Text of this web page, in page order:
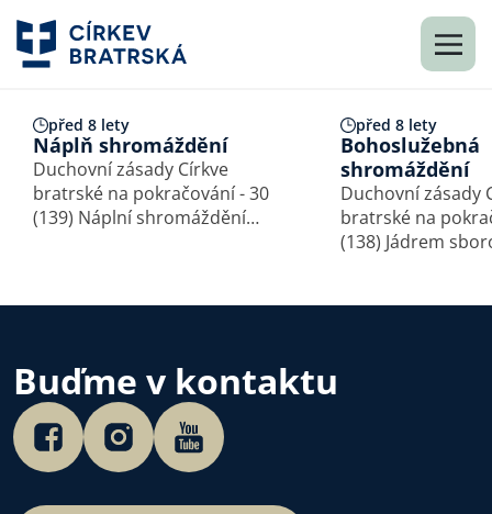
před 8 lety
Náplň shromáždění
Duchovní zásady Církve
bratrské na pokračování - 30
(139) Náplní shromáždění
modlitby, dále osobní…
před 8 lety
Bohoslužebná
shromáždění
Duchovní zásady
bratrské na
(138) Jádrem
Buďme v kontaktu